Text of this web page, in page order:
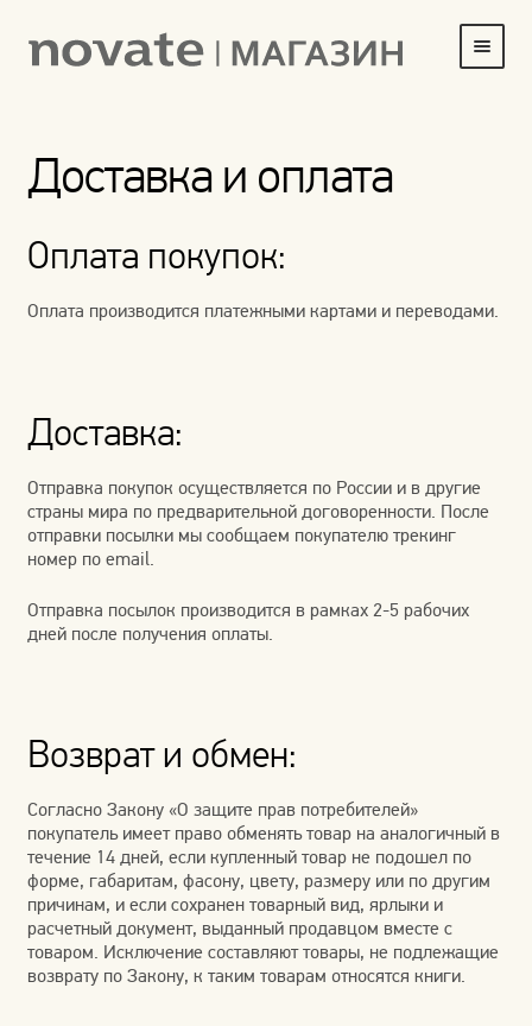
Перейти
Перейти
HOME
ОБОИ
ОФОРМИТЬ ЗАКАЗ
ПОЛИТИКА КОНФИДЕНЦИАЛЬНОСТИ
ПРАВИЛА И УСЛОВИЯ РАБОТЫ (ДОГОВОР-ОФЕРТА)
Доставка и оплата
Оплата покупок:
Оплата производится платежными картами и переводами.
Доставка:
Отправка покупок осуществляется по России и в другие
страны мира по предварительной договоренности. После
отправки посылки мы сообщаем покупателю трекинг
номер по email.
Отправка посылок производится в рамках 2-5 рабочих
дней после получения оплаты.
Возврат и обмен:
Согласно Закону «О защите прав потребителей»
покупатель имеет право обменять товар на аналогичный в
течение 14 дней, если купленный товар не подошел по
форме, габаритам, фасону, цвету, размеру или по другим
причинам, и если сохранен товарный вид, ярлыки и
расчетный документ, выданный продавцом вместе с
товаром. Исключение составляют товары, не подлежащие
возврату по Закону, к таким товарам относятся книги.